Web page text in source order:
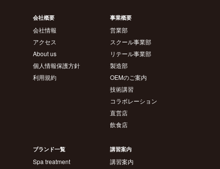
会社概要
会社情報
アクセス
About us
個人情報保護方針
利用規約
事業概要
営業部
スクール事業部
リテール事業部
製造部
OEMのご案内
技術講習
コラボレーション
直営店
飲食店
ブランド一覧
Spa treatment
講習案内
講習案内